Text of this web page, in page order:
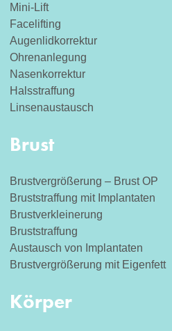
Mini-Lift
Facelifting
Augenlidkorrektur
Ohrenanlegung
Nasenkorrektur
Halsstraffung
Linsenaustausch
Brust
Brustvergrößerung – Brust OP
Bruststraffung mit Implantaten
Brustverkleinerung
Bruststraffung
Austausch von Implantaten
Brustvergrößerung mit Eigenfett
Körper